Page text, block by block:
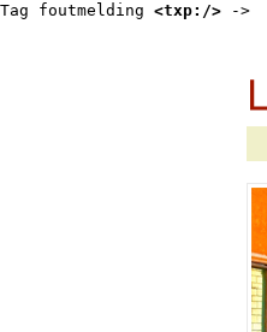
Tag foutmelding <txp:/> ->